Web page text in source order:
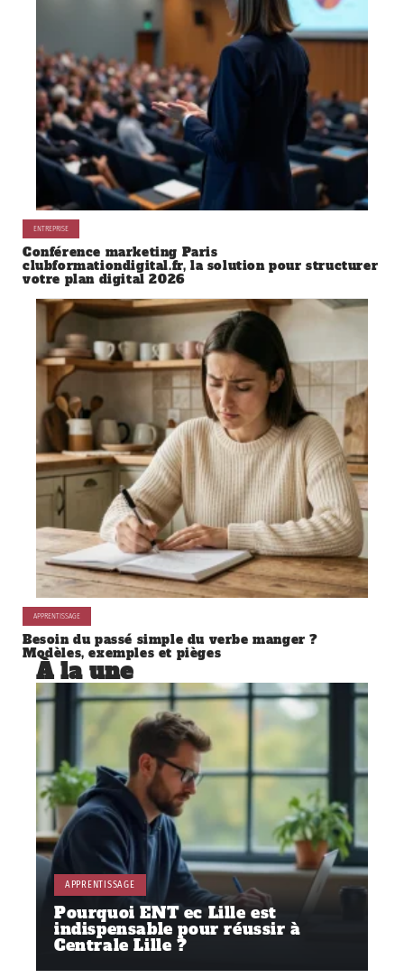
ENTREPRISE
Conférence marketing Paris
clubformationdigital.fr, la solution pour structurer
votre plan digital 2026
APPRENTISSAGE
Besoin du passé simple du verbe manger ?
Modèles, exemples et pièges
À la une
APPRENTISSAGE
Pourquoi ENT ec Lille est
indispensable pour réussir à
Centrale Lille ?